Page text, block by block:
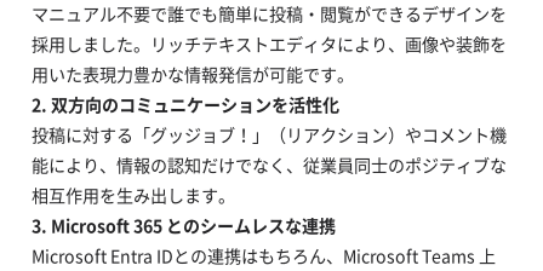
マニュアル不要で誰でも簡単に投稿・閲覧ができるデザインを
採用しました。リッチテキストエディタにより、画像や装飾を
用いた表現力豊かな情報発信が可能です。
2.双方向のコミュニケーションを活性化
投稿に対する「グッジョブ！」（リアクション）やコメント機
能により、情報の認知だけでなく、従業員同士のポジティブな
相互作用を生み出します。
3. Microsoft 365 とのシームレスな連携
Microsoft Entra IDとの連携はもちろん、Microsoft Teams 上